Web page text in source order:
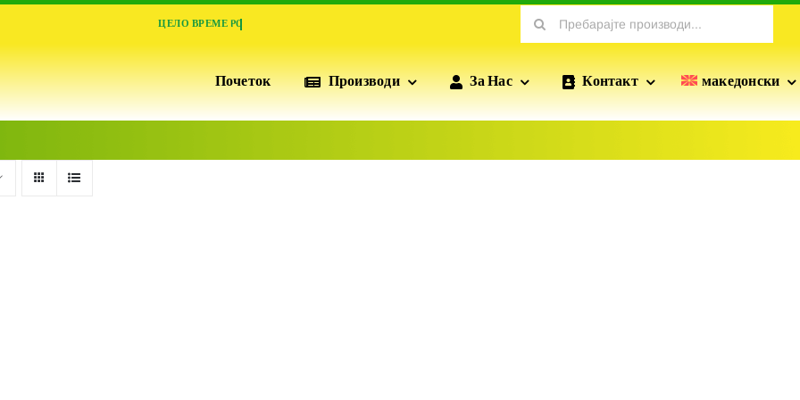
Search
for:
Почеток Производи
ИЗОЛАЦИЈА И ПЕРФОРМАНСИ
За Нас Контакт македонски